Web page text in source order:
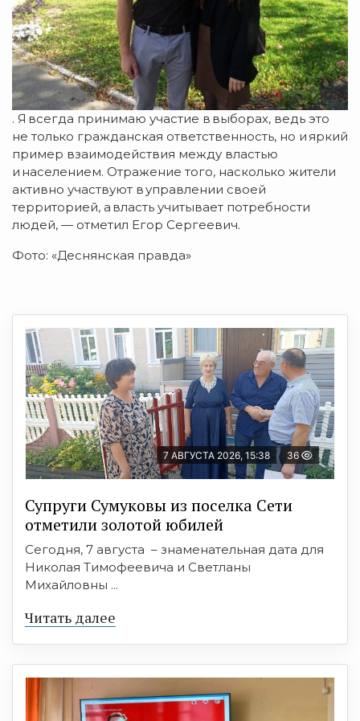
. Я всегда принимаю участие в выборах, ведь это
не только гражданская ответственность, но и яркий
пример взаимодействия между властью
и населением. Отражение того, насколько жители
активно участвуют в управлении своей
территорией, а власть учитывает потребности
людей, — отметил Егор Сергеевич.
Фото: «Деснянская правда»
7 АВГУСТА 2026, 15:38 36
Супруги Сумуковы из поселка Сети
отметили золотой юбилей
Сегодня, 7 августа – знаменательная дата для
Николая Тимофеевича и Светланы
Михайловны ...
Читать далее